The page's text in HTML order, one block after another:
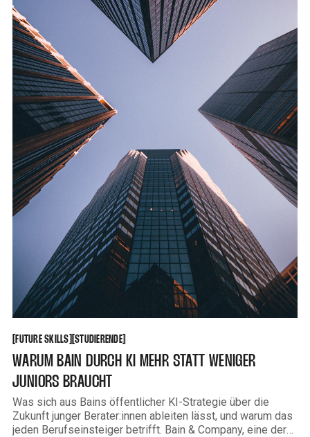
[FUTURE SKILLS[ [STUDIERENDE[
WARUM BAIN DURCH KI MEHR STATT WENIGER
JUNIORS BRAUCHT
Was sich aus Bains öffentlicher KI-Strategie über die
Zukunft junger Berater:innen ableiten lässt, und warum das
jeden Berufseinsteiger betrifft. Bain & Company, eine der